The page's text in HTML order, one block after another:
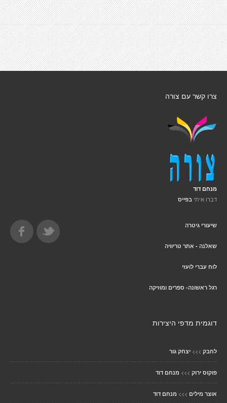
צרו קשר עם צורה
מנחם דוד
דברו איתי בפייס
שיעורי גיטרה
שאלנה - אתר טריוויה
לוח עברי לועזי
רגל ראשונה- ספרים ומוזיקה
דוגמית מדפי היצירות
לחבק >>> יצחק גור
פוקוס ירוק >>> מנחם דוד
אוצר מילים >>> מנחם דוד